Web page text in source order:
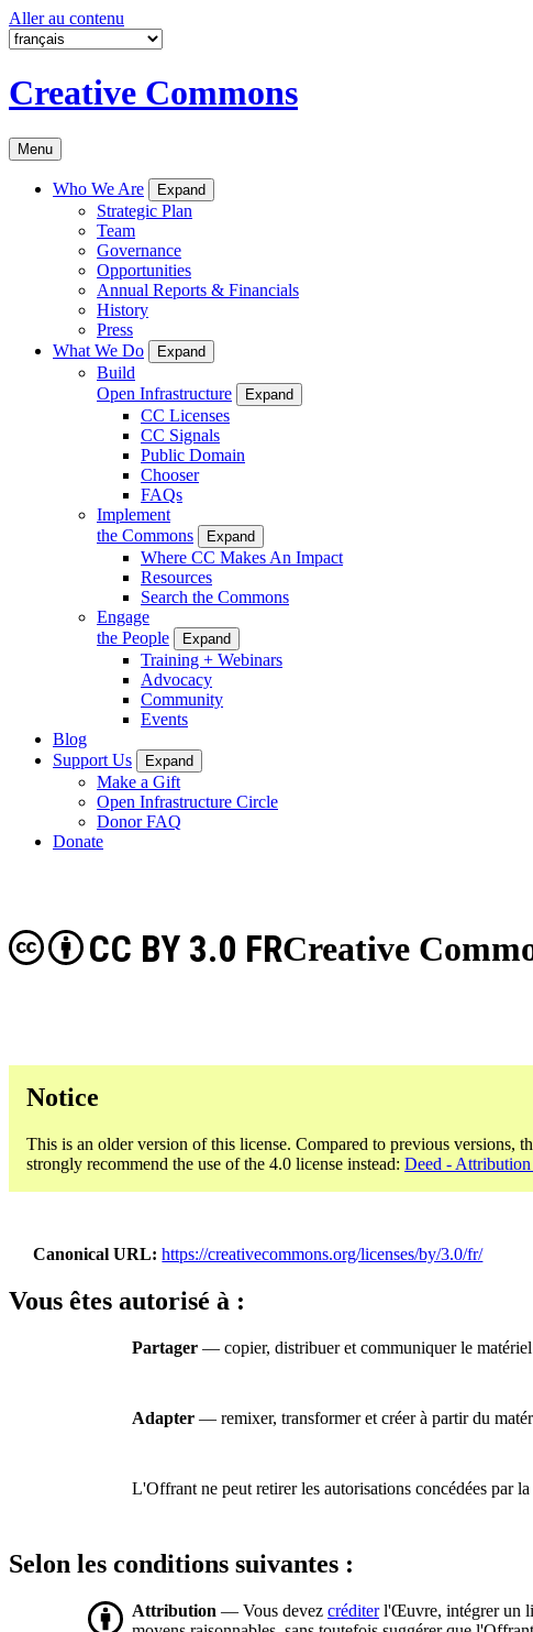
Aller au contenu
Creative Commons
Menu
Who We Are Expand
Strategic Plan
Team
Governance
Opportunities
Annual Reports & Financials
History
Press
What We Do
Expand
Build
Open Infrastructure
Expand
CC Licenses
CC Signals
Public Domain
Chooser
FAQs
Implement
the Commons
Expand
Where CC Makes An Impact
Resources
Search the Commons
Engage
the People
Expand
Training + Webinars
Advocacy
Community
Events
Blog
Support Us
Expand
Make a Gift
Open Infrastructure Circle
Donor FAQ
Donate
Creative
CC BY 3.0 FR
Notice
This is an older version of this license. Compared to previous versions,
strongly recommend the use of the 4.0 license instead: Deed -
Canonical URL https://creativecommons.org/licenses/by/3.0/fr/
Vous êtes autorisé à :
Partager — copier, distribuer et communiquer le
Adapter — remixer, transformer et créer à partir du
L'Offrant ne peut retirer les autorisations concédées par
Selon les conditions suivantes :
Attribution — Vous devez créditerl'Œuvre, intégrer un